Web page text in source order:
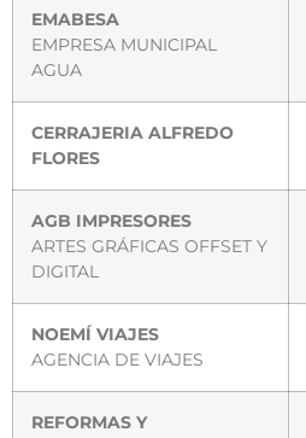
EMABESA
EMPRESA MUNICIPAL
AGUA
CERRAJERIA ALFREDO
FLORES
AGB IMPRESORES
ARTES GRÁFICAS OFFSET Y
DIGITAL
NOEMÍ VIAJES
AGENCIA DE VIAJES
REFORMAS Y